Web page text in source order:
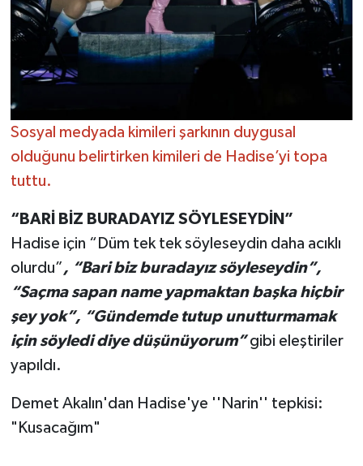
Sosyal medyada kimileri şarkının duygusal
olduğunu belirtirken kimileri de Hadise’yi topa
tuttu.
“BARİ BİZ BURADAYIZ SÖYLESEYDİN”
Hadise için “Düm tek tek söyleseydin daha acıklı
olurdu” , “Bari biz buradayız söyleseydin”,
“Saçma sapan name yapmaktan başka hiçbir
şey yok”, “Gündemde tutup unutturmamak
için söyledi diye düşünüyorum”gibi eleştiriler
yapıldı.
Demet Akalın'dan Hadise'ye ''Narin'' tepkisi:
"Kusacağım"